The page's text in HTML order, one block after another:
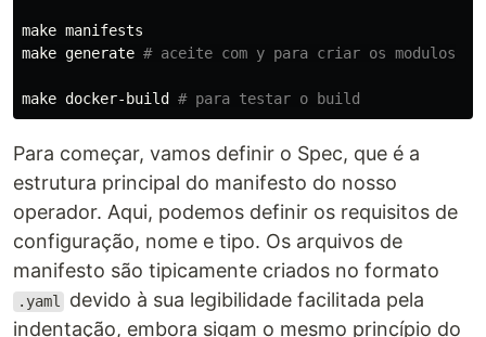
make manifests
make generate # aceite com y para criar os modulos
make docker-build # para testar o build
Para começar, vamos definir o Spec, que é a
estrutura principal do manifesto do nosso
operador. Aqui, podemos definir os requisitos de
configuração, nome e tipo. Os arquivos de
manifesto são tipicamente criados no formato
.yaml
devido à sua legibilidade facilitada pela
indentação, embora sigam o mesmo princípio do